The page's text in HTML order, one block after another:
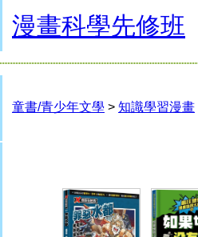
漫畫科學先修班
童書/青少年文學 > 知識學習漫畫